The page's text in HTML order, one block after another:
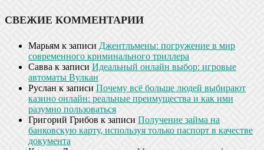
СВЕЖИЕ КОММЕНТАРИИ
Марьям к записи Джентльмены: погружение в мир
современного криминального триллера
Савва к записи Идеальный онлайн выбор: игровые
автоматы Вулкан
Руслан к записи Почему всё больше людей выбирают
казино онлайн: реальные преимущества и как ими
разумно пользоваться
Григорий Грибов к записи Получение займа на
банковскую карту, используя только паспорт в качестве
документа